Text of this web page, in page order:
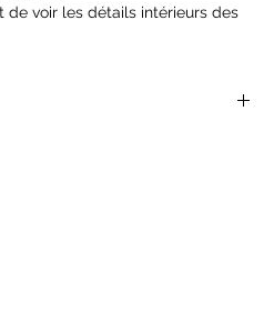
voir les détails intérieurs des
accès à toute la game et